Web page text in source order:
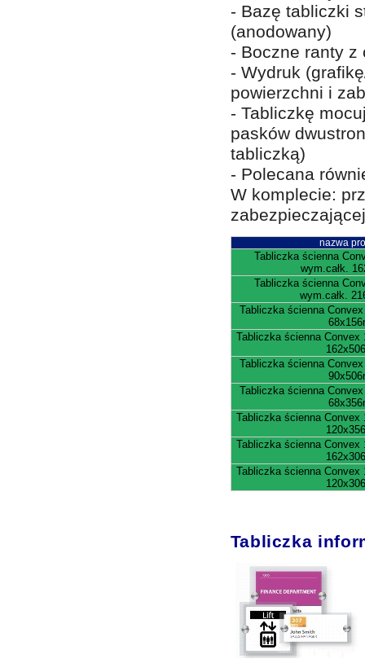
- Bazę tabliczki
(anodowany)
- Boczne ranty z
- Wydruk
powierzchni i
- Tabliczkę
pasków
tabliczką)
- Polecana
W komplecie:
nazwa
Tabliczka ścienna
wym.całk.
Tabliczka ścienna
wym.całk.
Tabliczka ścienna
Tabliczka ścienna Convex
Tabliczka ścienna
Tabliczka ścienna
Tabliczka ścienna Convex
Tabliczka ścienna Convex
Tabliczka ścienna Convex
Tabliczka